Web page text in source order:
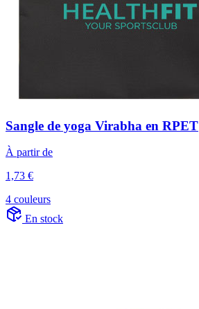
Sangle de yoga Virabha en RPET
À partir de
1,73 €
4 couleurs
En stock